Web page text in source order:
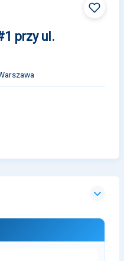
przy ul.